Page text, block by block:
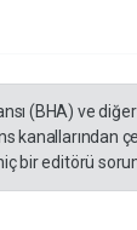
(BHA) ve
kanallarından
bir editörü